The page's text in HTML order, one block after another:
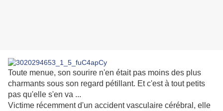
Toute menue, son sourire n'en était pas moins des plus
charmants sous son regard pétillant. Et c'est à tout petits
pas qu'elle s'en va ...
Victime récemment d'un accident vasculaire cérébral, elle